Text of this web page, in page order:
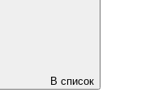
В список